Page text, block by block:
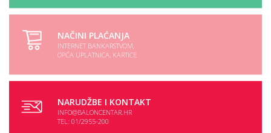
NAČINI PLAĆANJA
INTERNET BANKARSTVOM,
OPĆA UPLATNICA, KARTICE
NARUDŽBE I KONTAKT
INFO@BALONCENTAR.HR
TEL: 01/2955-200